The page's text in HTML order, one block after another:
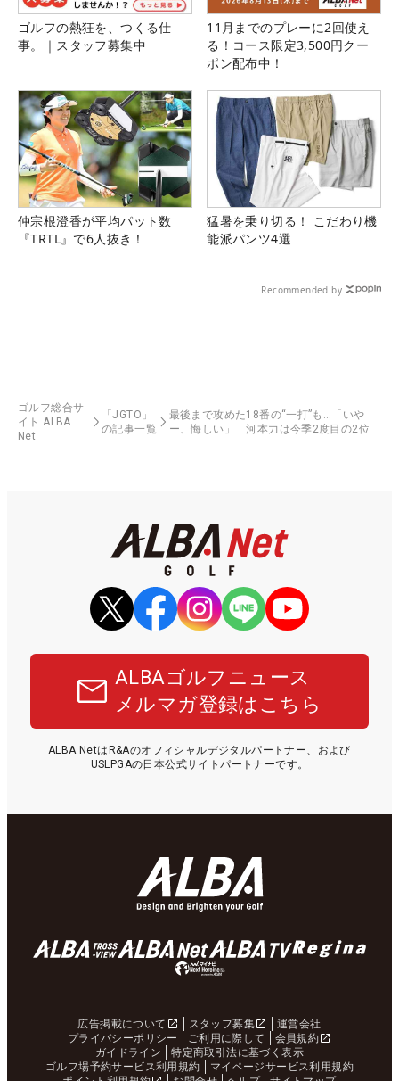
ゴルフの熱狂を、つくる仕
事。｜スタッフ募集中
11月までのプレーに2回使え
る！コース限定3,500円クー
ポン配布中！
仲宗根澄香が平均パット数
『TRTL』で6人抜き！
猛暑を乗り切る！ こだわり機
能派パンツ4選
Recommended by
ゴルフ総合サ
イト ALBA
Net
「JGTO」
の記事一覧
最後まで攻めた18番の“一打”も…「いや
ー、悔しい」 河本力は今季2度目の2位
ALBAゴルフニュース
メルマガ登録はこちら
ALBA NetはR&Aのオフィシャルデジタルパートナー、および
USLPGAの日本公式サイトパートナーです。
広告掲載について スタッフ募集
運営会社
プライバシーポリシー
ご利用に際して
会員規約
ガイドライン
特定商取引法に基づく表示
ゴルフ場予約サービス利用規約
マイページサービス利用規約